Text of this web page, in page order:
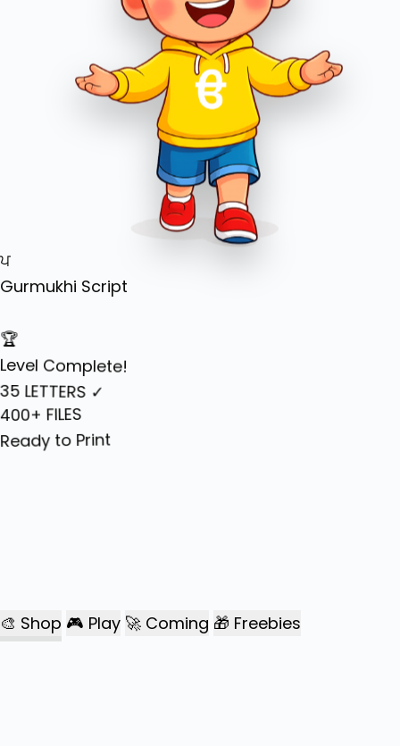
ਪ
Gurmukhi Script
🏆
Level Complete!
35 LETTERS ✓
400+ FILES
Ready to Print
🎨 Shop 🎮 Play 🚀 Coming 🎁 Freebies